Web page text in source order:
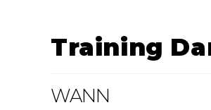
Training
WANN